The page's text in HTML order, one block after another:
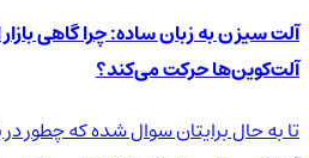
آلت سیزن به زبان ساده: چرا گاهی
آلت‌کوین‌ها حرکت می‌کند؟
تا به حال برایتان سوال شده که چطور در